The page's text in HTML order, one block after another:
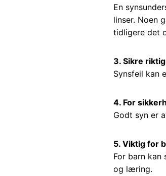
En
linser. Noen
tidligere det
3. Sikre
Synsfeil kan
4. For
Godt syn er
5. Viktig for
For barn kan
og læring.